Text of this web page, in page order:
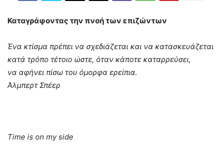
Καταγράφοντας την πνοή των επιζώντων
Ένα κτίσμα πρέπει να σχεδιάζεται και να κατασκευάζεται
κατά τρόπο τέτοιο ώστε, όταν κάποτε καταρρεύσει,
να αφήνει πίσω του όμορφα ερείπια.
Άλμπερτ Σπέερ
Time is on my side